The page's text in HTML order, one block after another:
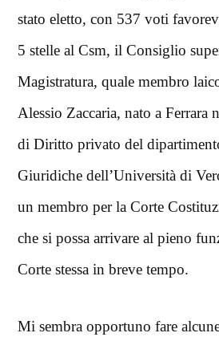
stato eletto, con 537 voti
5 stelle al Csm, il Consiglio
Magistratura, quale membro
Alessio Zaccaria, nato a Ferrara
di Diritto privato del
Giuridiche dell’Università di
un membro per la Corte
che si possa arrivare al pieno
Corte stessa in breve tempo.
Mi sembra opportuno fare